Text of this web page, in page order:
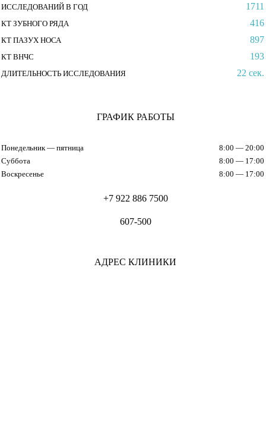
ИССЛЕДОВАНИЙ В ГОД 1711
КТ ЗУБНОГО РЯДА 416
КТ ПАЗУХ НОСА 897
КТ ВНЧС 193
ДЛИТЕЛЬНОСТЬ ИССЛЕДОВАНИЯ 22 сек.
ГРАФИК РАБОТЫ
Понедельник — пятница
8:00 — 20:00
Суббота
8:00 — 17:00
Воскресенье
8:00 — 17:00
+7 922 886 7500
607-500
АДРЕС КЛИНИКИ